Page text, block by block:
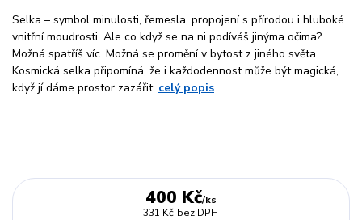
Selka – symbol minulosti, řemesla, propojení s přírodou i hluboké
vnitřní moudrosti. Ale co když se na ni podíváš jinýma očima?
Možná spatříš víc. Možná se promění v bytost z jiného světa.
Kosmická selka připomíná, že i každodennost může být magická,
když jí dáme prostor zazářit. celý popis
400 Kč/ks
331 Kč bez DPH